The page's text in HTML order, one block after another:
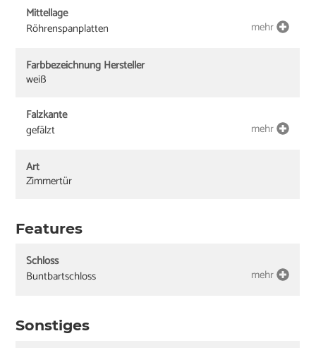
Mittellage
Röhrenspanplatten
mehr
Farbbezeichnung Hersteller
weiß
Falzkante
gefälzt
mehr
Art
Zimmertür
Features
Schloss
Buntbartschloss
mehr
Sonstiges